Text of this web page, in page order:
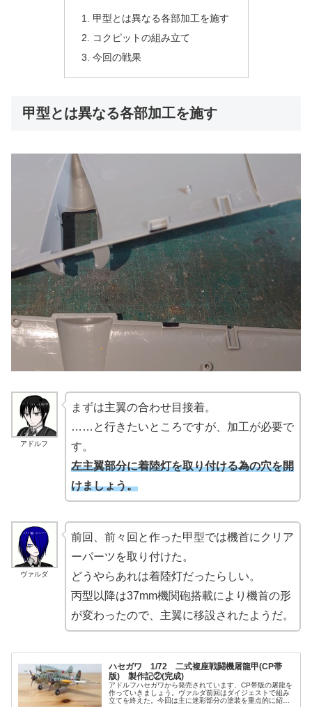
甲型とは異なる各部加工を施す
コクピットの組み立て
今回の戦果
甲型とは異なる各部加工を施す
アドルフ
まずは主翼の合わせ目接着。
……と行きたいところですが、加工が必要で
す。
左主翼部分に着陸灯を取り付ける為の穴を開
けましょう。
ヴァルダ
前回、前々回と作った甲型では機首にクリア
ーパーツを取り付けた。
どうやらあれは着陸灯だったらしい。
丙型以降は37mm機関砲搭載により機首の形
が変わったので、主翼に移設されたようだ。
ハセガワ 1/72 二式複座戦闘機屠龍甲(CP帯
版) 製作記②(完成)
アドルフハセガワから発売されています、CP帯版の屠龍を
作っていきましょう。ヴァルダ前回はダイジェストで組み
立てを終えた。今回は主に迷彩部分の塗装を重点的に紹介